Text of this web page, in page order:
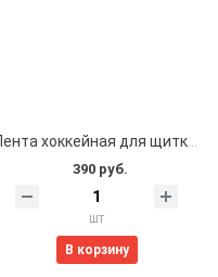
390 руб.
шт
В корзину